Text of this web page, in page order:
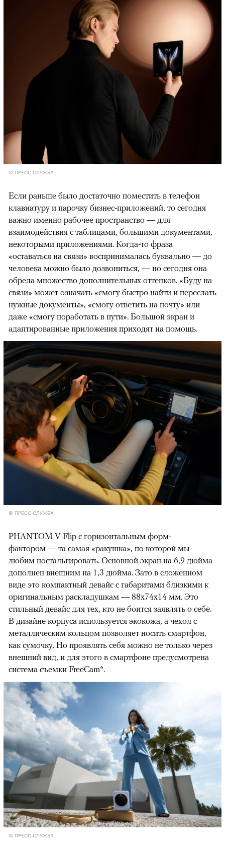
© ПРЕСС-СЛУЖБА
Если раньше было достаточно поместить в телефон
клавиатуру и парочку бизнес-приложений, то сегодня
важно именно рабочее пространство — для
взаимодействия с таблицами, большими документами,
некоторыми приложениями. Когда-то фраза
«оставаться на связи» воспринималась буквально — до
человека можно было дозвониться, — но сегодня она
обрела множество дополнительных оттенков. «Буду на
связи» может означать «смогу быстро найти и переслать
нужные документы», «смогу ответить на почту» или
даже «смогу поработать в пути». Большой экран и
адаптированные приложения приходят на помощь.
© ПРЕСС-СЛУЖБА
PHANTOM V Flip с горизонтальным форм-
фактором — та самая «ракушка», по которой мы
любим ностальгировать. Основной экран на 6,9 дюйма
дополнен внешним на 1,3 дюйма. Зато в сложенном
виде это компактный девайс с габаритами близкими к
оригинальным раскладушкам — 88x74x14 мм. Это
стильный девайс для тех, кто не боится заявлять о себе.
В дизайне корпуса используется экокожа, а чехол с
металлическим кольцом позволяет носить смартфон,
как сумочку. Но проявлять себя можно не только через
внешний вид, и для этого в смартфоне предусмотрена
система съемки FreeCam*.
© ПРЕСС-СЛУЖБА